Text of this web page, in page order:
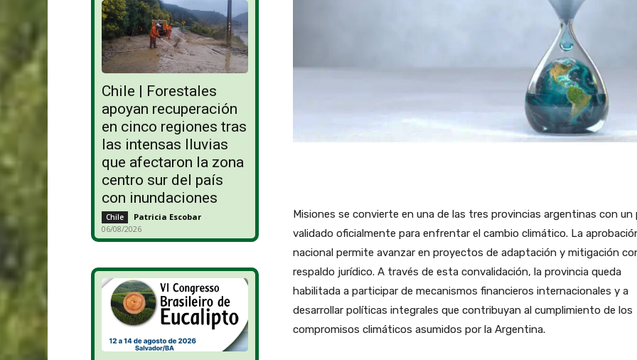
Chile | Forestales
apoyan recuperación
en cinco regiones tras
las intensas lluvias
que afectaron la zona
centro sur del país
con inundaciones
Chile Patricia Escobar -
06/08/2026
Misiones se convierte en una de las tres provincias argentinas con un
validado oficialmente para enfrentar el cambio climático. La
nacional permite avanzar en proyectos de adaptación y mitigación
respaldo jurídico. A través de esta convalidación, la provincia queda
habilitada a participar de mecanismos financieros internacionales y a
desarrollar políticas integrales que contribuyan al cumplimiento de los
compromisos climáticos asumidos por la Argentina.